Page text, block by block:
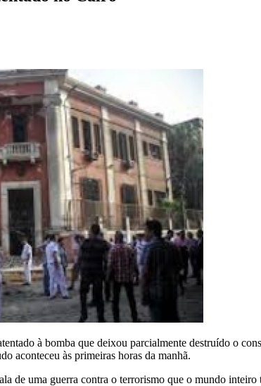
à bomba que deixou parcialmente destruído o
aconteceu às primeiras horas da manhã.
de uma guerra contra o terrorismo que o mundo